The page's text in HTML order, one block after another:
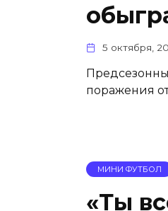
5 октября,
поражения
МИНИ ФУТБОЛ
«Ты